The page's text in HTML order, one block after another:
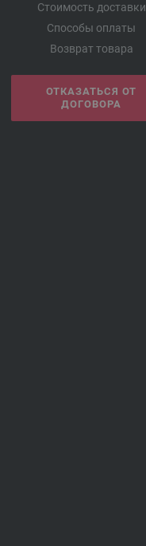
Стоимость доставки
Способы оплаты
Возврат товара
ОТКАЗАТЬСЯ ОТ
ДОГОВОРА